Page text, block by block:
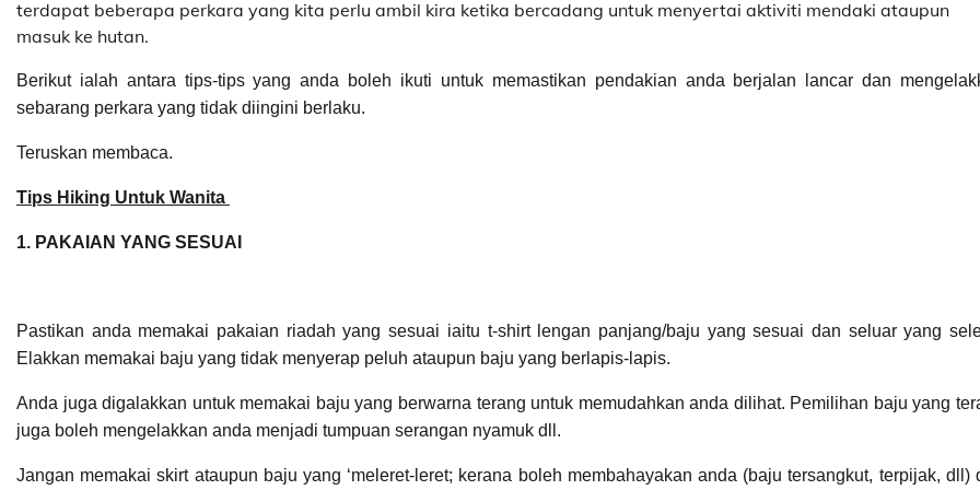
terdapat beberapa perkara yang kita perlu ambil kira ketika bercadang untuk menyertai aktiviti mendaki ataupun
masuk ke hutan.
Berikut ialah antara tips-tips yang anda boleh ikuti untuk memastikan pendakian anda berjalan lancar dan
sebarang perkara yang tidak diingini berlaku.
Teruskan membaca.
Tips Hiking Untuk Wanita
1. PAKAIAN YANG SESUAI
Pastikan anda memakai pakaian riadah yang sesuai iaitu t-shirt lengan panjang/baju yang sesuai dan seluar yang
Elakkan memakai baju yang tidak menyerap peluh ataupun baju yang berlapis-lapis.
Anda juga digalakkan untuk memakai baju yang berwarna terang untuk memudahkan anda dilihat. Pemilihan baju yang
juga boleh mengelakkan anda menjadi tumpuan serangan nyamuk dll.
Jangan memakai skirt ataupun baju yang ‘meleret-leret; kerana boleh membahayakan anda (baju tersangkut, terpijak, dll)